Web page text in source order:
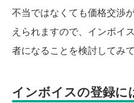
不当ではなくても価格交渉
えられますので、インボイ
者になることを検討してみ
インボイスの登録に